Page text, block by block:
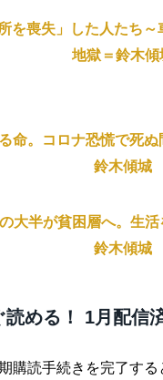
を喪失」した人たち
地獄＝鈴木傾
命。コロナ恐慌で死
鈴木傾城
大半が貧困層へ。生
鈴木傾城
読める！ 1月配信
購読手続きを完了する